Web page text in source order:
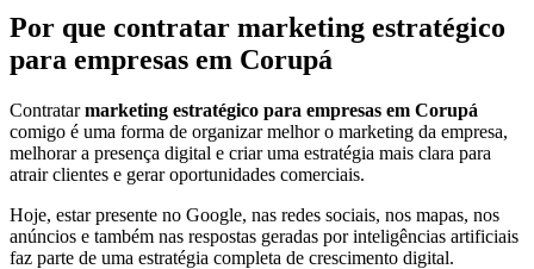
Por que contratar marketing estratégico
para empresas em Corupá
Contratarmarketing estratégico para empresas em Corupá
comigo é uma forma de organizar melhor o marketing da empresa,
melhorar a presença digital e criar uma estratégia mais clara para
atrair clientes e gerar oportunidades comerciais.
Hoje, estar presente no Google, nas redes sociais, nos mapas, nos
anúncios e também nas respostas geradas por inteligências artificiais
faz parte de uma estratégia completa de crescimento digital.